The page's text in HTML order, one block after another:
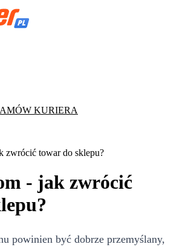
KURIERA
zwrócić towar do sklepu?
- jak zwrócić
powinien być dobrze przemyślany,